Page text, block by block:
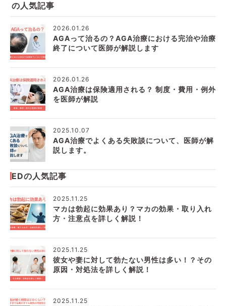
の人気記事
2026.01.26
AGAって治るの？AGA治療における完治や治療
終了について医師が解説します
2026.01.26
AGA治療は保険適用される？ 制度・費用・例外
を医師が解説
2025.10.07
AGA治療でよくある失敗談について、医師が解
説します。
EDの人気記事
2025.11.25
マカは勃起に効果あり？マカの効果・取り入れ
方・注意点を詳しく解説！
2025.11.25
彼女や妻に対して勃たない男性は多い！？その
原因・対処法を詳しく解説！
2025.11.25